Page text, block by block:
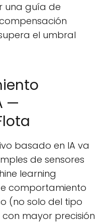
una guía de
el umbral
—
basado en IA va
de sensores
learning
comportamiento
(no solo del tipo
mayor precisión